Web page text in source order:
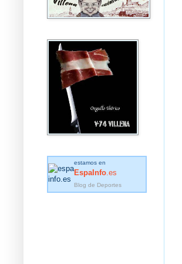
estamos en
EspaInfo .es
Blog de Deportes